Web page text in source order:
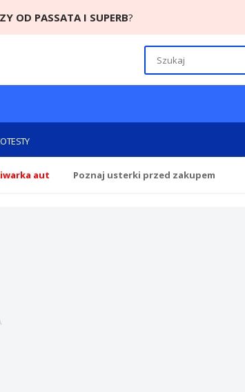
OD PASSATA I SUPERB?
aut Poznaj usterki przed zakupem